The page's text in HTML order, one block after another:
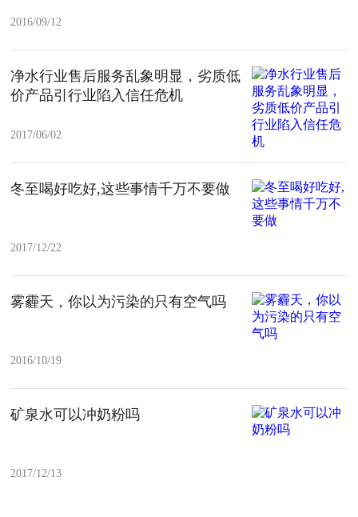
2016/09/12
净水行业售后服务乱象明显，劣质低
价产品引行业陷入信任危机
2017/06/02
冬至喝好吃好,这些事情千万不要做
2017/12/22
雾霾天，你以为污染的只有空气吗
2016/10/19
矿泉水可以冲奶粉吗
2017/12/13